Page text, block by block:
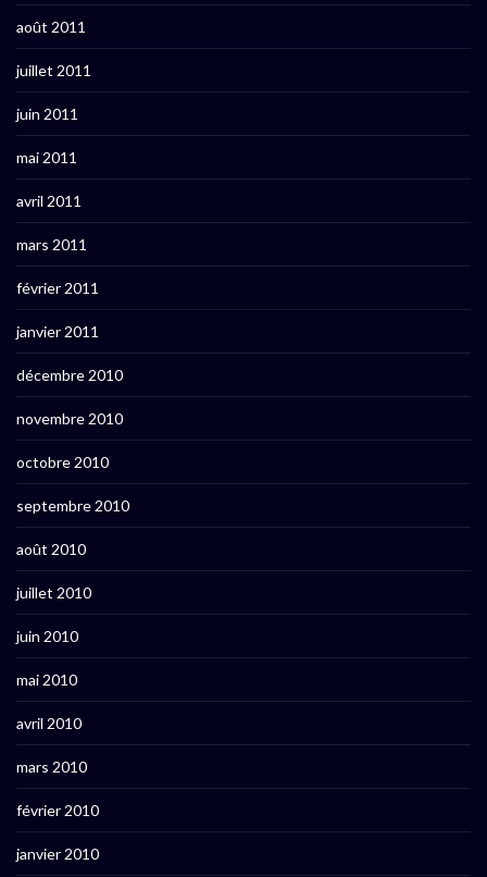
août 2011
juillet 2011
juin 2011
mai 2011
avril 2011
mars 2011
février 2011
janvier 2011
décembre 2010
novembre 2010
octobre 2010
septembre 2010
août 2010
juillet 2010
juin 2010
mai 2010
avril 2010
mars 2010
février 2010
janvier 2010